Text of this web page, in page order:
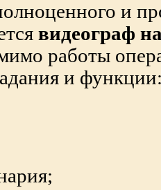
и
видеограф
работы
и